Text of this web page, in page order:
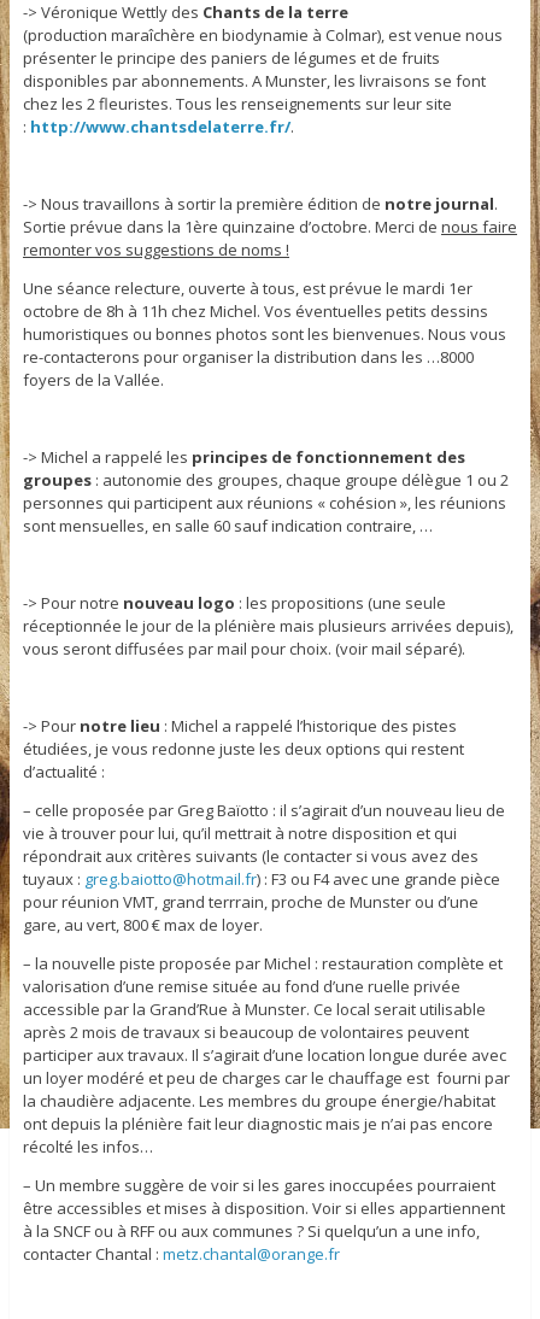
-> Véronique Wettly des Chants de la terre
(production maraîchère en biodynamie à Colmar), est venue nous
présenter le principe des paniers de légumes et de fruits
disponibles par abonnements. A Munster, les livraisons se font
chez les 2 fleuristes. Tous les renseignements sur leur site
: http://www.chantsdelaterre.fr/.
-> Nous travaillons à sortir la première édition de notre journal.
Sortie prévue dans la 1ère quinzaine d’octobre. Merci de nous faire
remonter vos suggestions de noms !
Une séance relecture, ouverte à tous, est prévue le mardi 1er
octobre de 8h à 11h chez Michel. Vos éventuelles petits dessins
humoristiques ou bonnes photos sont les bienvenues. Nous vous
re-contacterons pour organiser la distribution dans les …8000
foyers de la Vallée.
-> Michel a rappelé les principes de fonctionnement des
groupes: autonomie des groupes, chaque groupe délègue 1 ou 2
personnes qui participent aux réunions « cohésion », les réunions
sont mensuelles, en salle 60 sauf indication contraire, …
-> Pour notre nouveau logo : les propositions (une seule
réceptionnée le jour de la plénière mais plusieurs arrivées depuis),
vous seront diffusées par mail pour choix. (voir mail séparé).
-> Pour notre lieu : Michel a rappelé l’historique des pistes
étudiées, je vous redonne juste les deux options qui restent
d’actualité :
– celle proposée par Greg Baïotto : il s’agirait d’un nouveau lieu de
vie à trouver pour lui, qu’il mettrait à notre disposition et qui
répondrait aux critères suivants (le contacter si vous avez des
tuyaux : greg.baiotto@hotmail.fr) : F3 ou F4 avec une grande pièce
pour réunion VMT, grand terrrain, proche de Munster ou d’une
gare, au vert, 800 € max de loyer.
– la nouvelle piste proposée par Michel : restauration complète et
valorisation d’une remise située au fond d’une ruelle privée
accessible par la Grand’Rue à Munster. Ce local serait utilisable
après 2 mois de travaux si beaucoup de volontaires peuvent
participer aux travaux. Il s’agirait d’une location longue durée avec
un loyer modéré et peu de charges car le chauffage est fourni par
la chaudière adjacente. Les membres du groupe énergie/habitat
ont depuis la plénière fait leur diagnostic mais je n’ai pas encore
récolté les infos…
– Un membre suggère de voir si les gares inoccupées pourraient
être accessibles et mises à disposition. Voir si elles appartiennent
à la SNCF ou à RFF ou aux communes ? Si quelqu’un a une info,
contacter Chantal : metz.chantal@orange.fr